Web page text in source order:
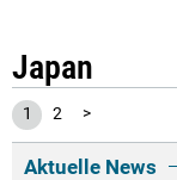
Japan
1 2 >
Aktuelle News